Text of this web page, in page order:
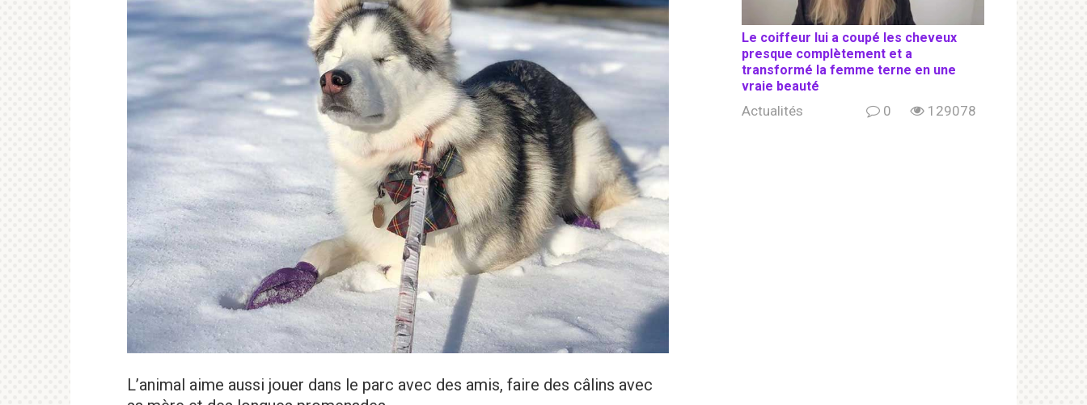
L’animal aime aussi jouer dans le parc avec des amis, faire des câlins avec
Le coiffeur lui a coupé les cheveux
presque complètement et a
transformé la femme terne en une
vraie beauté
Actualités 0 129078